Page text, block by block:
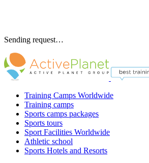
Sending request…
Training Camps Worldwide
Training camps
Sports camps packages
Sports tours
Sport Facilities Worldwide
Athletic school
Sports Hotels and Resorts